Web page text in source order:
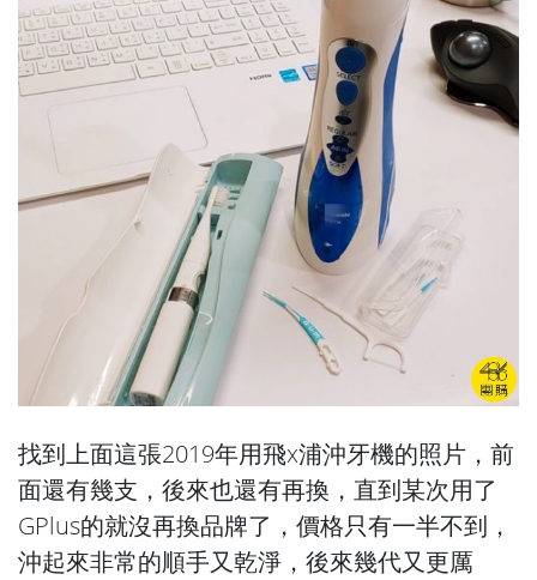
找到上面這張2019年用飛x浦沖牙機的照片，前
面還有幾支，後來也還有再換，直到某次用了
GPlus的就沒再換品牌了，價格只有一半不到，
沖起來非常的順手又乾淨，後來幾代又更厲